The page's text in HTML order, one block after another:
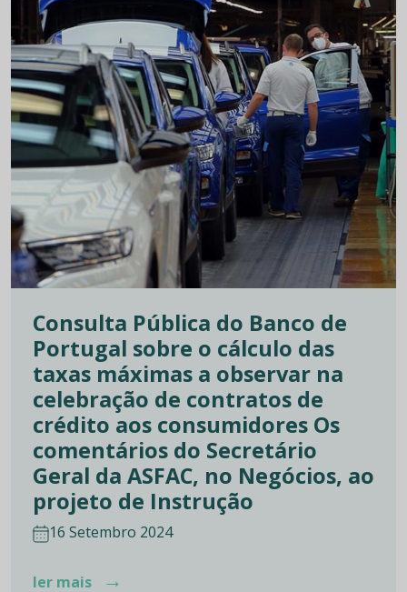
Consulta Pública do Banco de
Portugal sobre o cálculo das
taxas máximas a observar na
celebração de contratos de
crédito aos consumidores Os
comentários do Secretário
Geral da ASFAC, no Negócios, ao
projeto de Instrução
16 Setembro 2024
ler mais →